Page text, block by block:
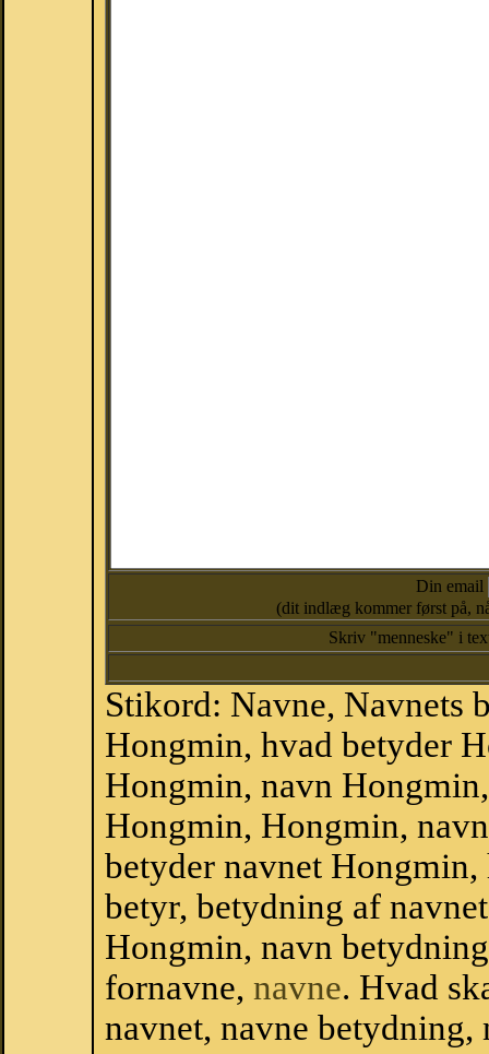
Din email
(dit indlæg kommer først på,
Skriv "menneske" i
Stikord: Navne, Navnets
Hongmin, hvad betyder
Hongmin, navn
Hongmin, Hongmin,
betyder navnet
betyr, betydning af
Hongmin, navn
fornavne, navne. Hvad
navnet, navne